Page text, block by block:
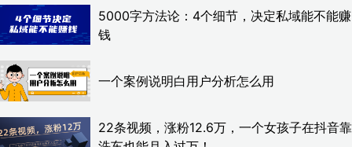
5000字方法论：4个细节，决定私域能不能赚
钱
一个案例说明白用户分析怎么用
22条视频，涨粉12.6万，一个女孩子在抖音靠